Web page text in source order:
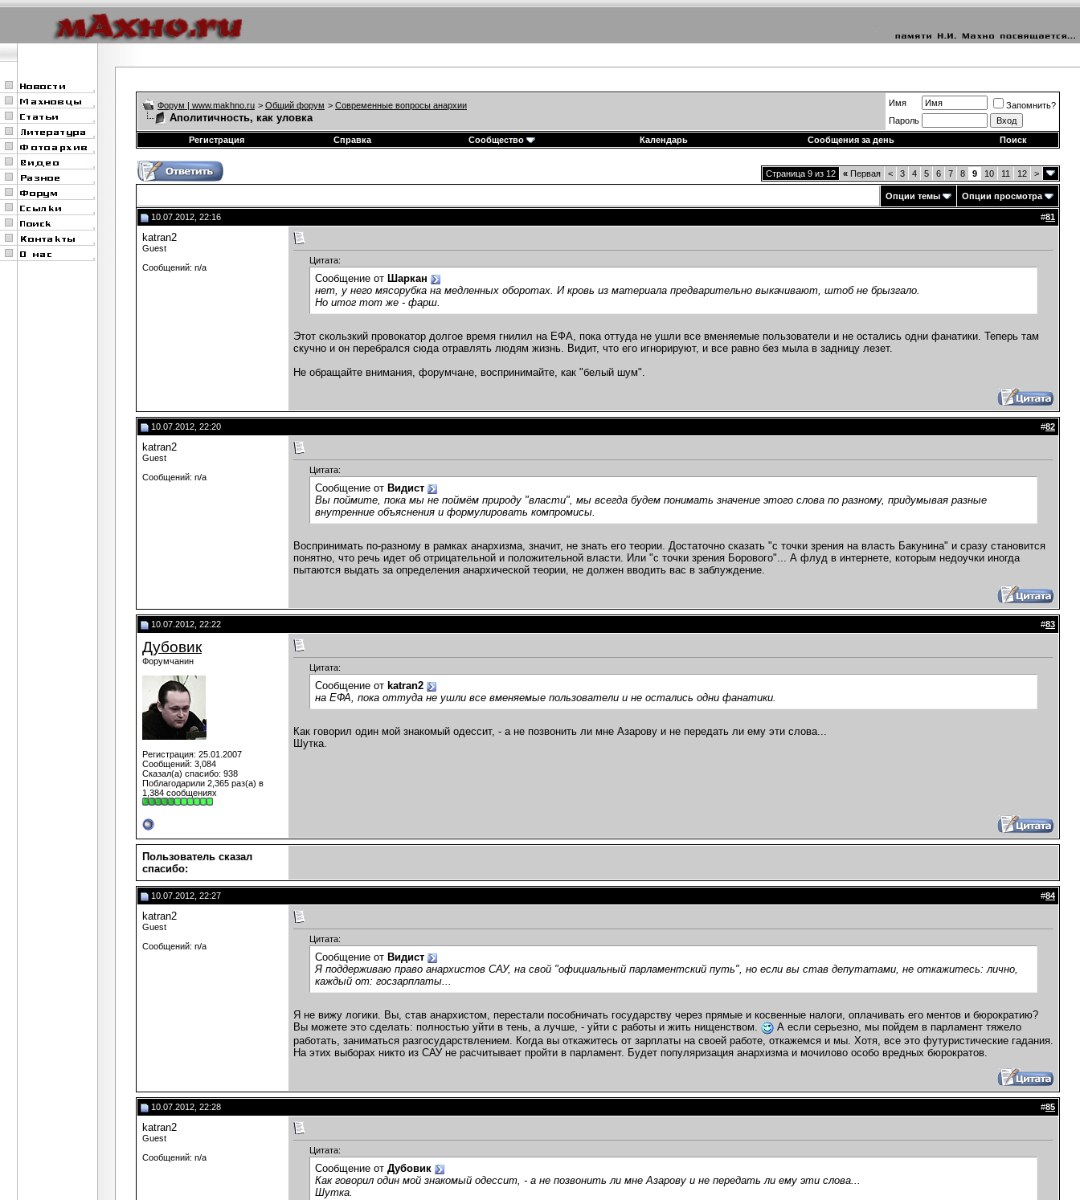
Форум | www.makhno.ru > Общий форум > Современные вопросы анархии
Аполитичность, как уловка
Имя
Запомнить?
Пароль
Регистрация
Справка Сообщество Календарь Сообщения за день Поиск
Страница 9 из 12 « Первая < 3 4 5 6 7 8 9 10 11 12 >
Опции темы Опции просмотра
10.07.2012, 22:16 #81
katran2
Guest
Сообщений: n/a
Цитата:
Сообщение от Шаркан
нет, у него мясорубка на медленных оборотах. И кровь из материала предварительно выкачивают, штоб не брызгало.
Но итог тот же - фарш.
Этот скользкий провокатор долгое время гнилил на ЕФА, пока оттуда не ушли все вменяемые пользователи и не остались одни фанатики. Теперь там
скучно и он перебрался сюда отравлять людям жизнь. Видит, что его игнорируют, и все равно без мыла в задницу лезет.
Не обращайте внимания, форумчане, воспринимайте, как "белый шум".
10.07.2012, 22:20 #82
katran2
Guest
Сообщений: n/a
Цитата:
Сообщение от Видист
Вы поймите, пока мы не поймём природу "власти", мы всегда будем понимать значение этого слова по разному, придумывая разные
внутренние объяснения и формулировать компромисы.
Воспринимать по-разному в рамках анархизма, значит, не знать его теории. Достаточно сказать "с точки зрения на власть Бакунина" и сразу становится
понятно, что речь идет об отрицательной и положительной власти. Или "с точки зрения Борового"... А флуд в интернете, которым недоучки иногда
пытаются выдать за определения анархической теории, не должен вводить вас в заблуждение.
10.07.2012, 22:22 #83
Дубовик
Форумчанин
Регистрация: 25.01.2007
Сообщений: 3,084
Сказал(а) спасибо: 938
Поблагодарили 2,365 раз(а) в
1,384 сообщениях
Цитата:
Сообщение от katran2
на ЕФА, пока оттуда не ушли все вменяемые пользователи и не остались одни фанатики.
Как говорил один мой знакомый одессит, - а не позвонить ли мне Азарову и не передать ли ему эти слова...
Шутка.
Пользователь сказал
cпасибо:
10.07.2012, 22:27 #84
katran2
Guest
Сообщений: n/a
Цитата:
Сообщение от Видист
Я поддерживаю право анархистов САУ, на свой "официальный парламентский путь", но если вы став депутатами, не откажитесь: лично,
каждый от: госзарплаты...
Я не вижу логики. Вы, став анархистом, перестали пособничать государству через прямые и косвенные налоги, оплачивать его ментов и бюрократию?
Вы можете это сделать: полностью уйти в тень, а лучше, - уйти с работы и жить нищенством.
А если серьезно, мы пойдем в парламент тяжело
работать, заниматься разгосударствлением. Когда вы откажитесь от зарплаты на своей работе, откажемся и мы. Хотя, все это футуристические гадания.
На этих выборах никто из САУ не расчитывает пройти в парламент. Будет популяризация анархизма и мочилово особо вредных бюрократов.
10.07.2012, 22:28 #85
katran2
Guest
Сообщений: n/a
Цитата:
Сообщение от Дубовик
Как говорил один мой знакомый одессит, - а не позвонить ли мне Азарову и не передать ли ему эти слова...
Шутка.